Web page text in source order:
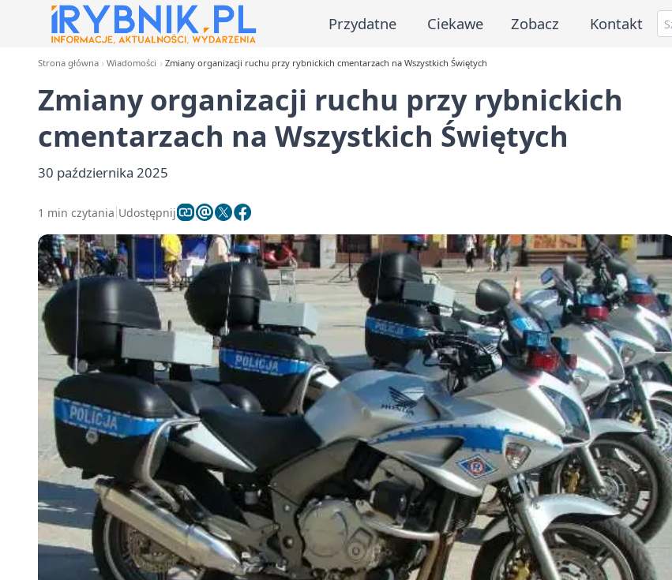
Przydatne Ciekawe Zobacz Kontakt
Strona główna Wiadomości Zmiany organizacji ruchu przy rybnickich cmentarzach na Wszystkich Świętych
Zmiany organizacji ruchu przy rybnickich
cmentarzach na Wszystkich Świętych
30 października 2025
1 min czytania Udostępnij